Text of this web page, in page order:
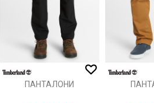
ИСПРАТИ
ПАНТАЛОНИ